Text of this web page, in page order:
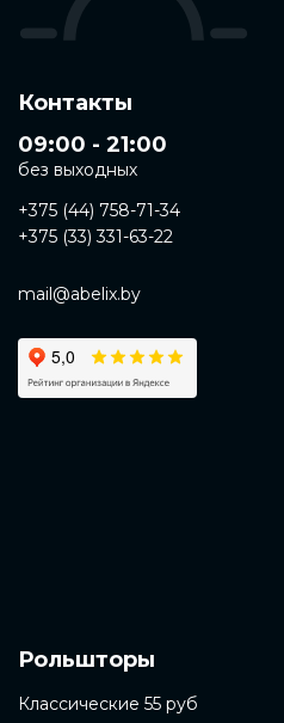
Контакты
09:00 - 21:00
без выходных
+375 (44) 758-71-34
+375 (33) 331-63-22
mail@abelix.by
Рольшторы
Классические 55 руб